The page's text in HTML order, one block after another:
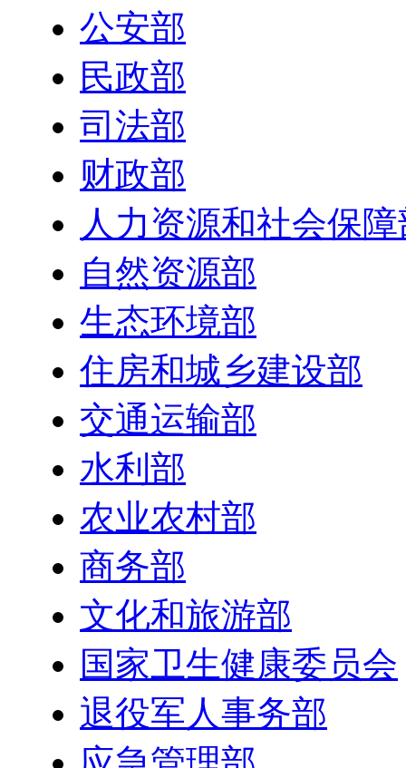
公安部
民政部
司法部
财政部
人力资源和社会保
自然资源部
生态环境部
住房和城乡建设部
交通运输部
水利部
农业农村部
商务部
文化和旅游部
国家卫生健康委员会
退役军人事务部